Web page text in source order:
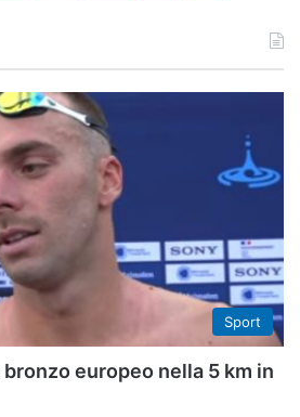
Sport
europeo nella 5 km in